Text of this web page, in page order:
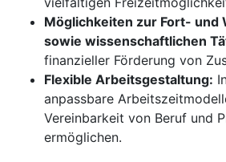
Möglichkeiten zur Fort- und
sowie wissenschaftlichen
finanzieller Förderung von
Flexible Arbeitsgestaltung:
anpassbare
Vereinbarkeit von Beruf und
ermöglichen.